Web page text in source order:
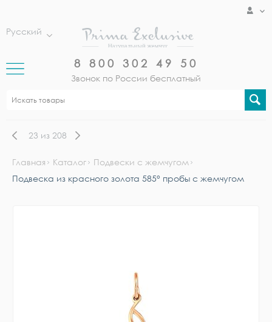
Русский
8 800 302 49 50
Звонок по России бесплатный
23 из 208
Главная Каталог
Подвески с жемчугом
Подвеска из красного золота 585° пробы с жемчугом